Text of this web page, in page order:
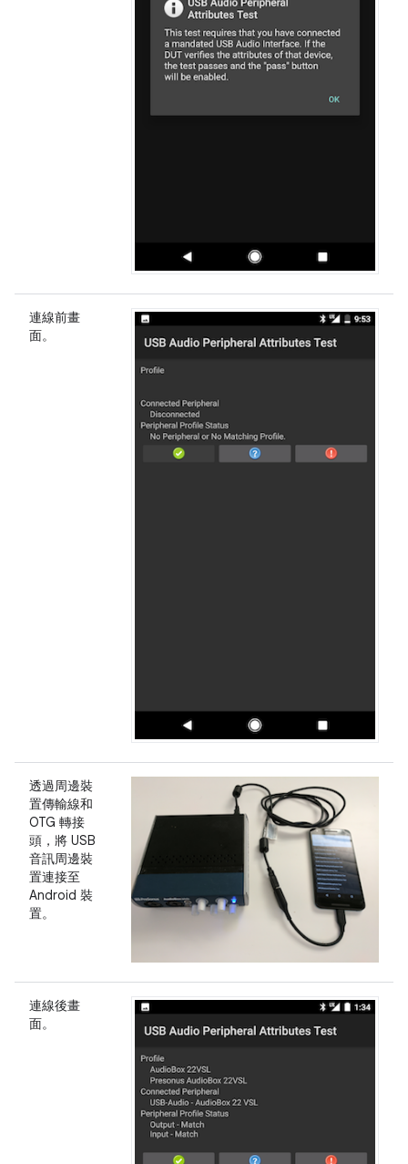
連線前畫
面。
透過周邊裝
置傳輸線和
OTG 轉接
頭，將 USB
音訊周邊裝
置連接至
Android 裝
置。
連線後畫
面。